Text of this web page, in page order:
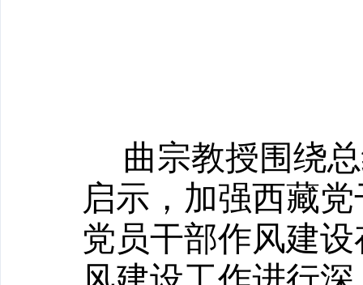
曲宗教授围绕
启示，加强西藏
党员干部作风建